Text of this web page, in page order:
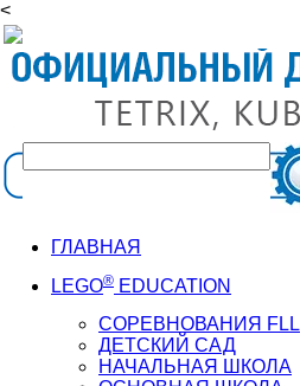
<
ГЛАВНАЯ
LEGO® EDUCATION
СОРЕВНОВАНИЯ FLL
ДЕТСКИЙ САД
НАЧАЛЬНАЯ ШКОЛА